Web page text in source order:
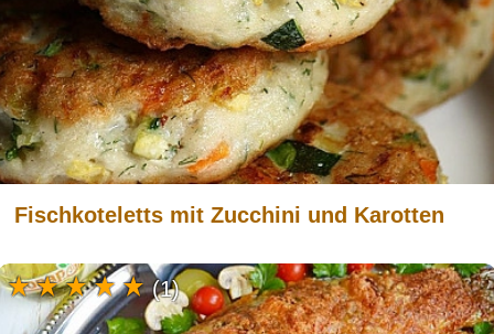
Fischkoteletts mit Zucchini und Karotten
(1)